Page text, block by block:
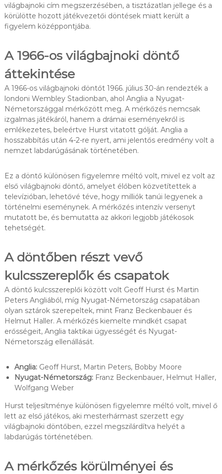
világbajnoki cím megszerzésében, a tisztázatlan jellege és a
körülötte hozott játékvezetői döntések miatt került a
figyelem középpontjába.
A 1966-os világbajnoki döntő
áttekintése
A 1966-os világbajnoki döntőt 1966. július 30-án rendezték a
londoni Wembley Stadionban, ahol Anglia a Nyugat-
Németországgal mérkőzött meg. A mérkőzés nemcsak
izgalmas játékáról, hanem a drámai eseményekről is
emlékezetes, beleértve Hurst vitatott gólját. Anglia a
hosszabbítás után 4-2-re nyert, ami jelentős eredmény volt a
nemzet labdarúgásának történetében.
Ez a döntő különösen figyelemre méltó volt, mivel ez volt az
első világbajnoki döntő, amelyet élőben közvetítettek a
televízióban, lehetővé téve, hogy milliók tanúi legyenek a
történelmi eseménynek. A mérkőzés intenzív versenyt
mutatott be, és bemutatta az akkori legjobb játékosok
tehetségét.
A döntőben részt vevő
kulcsszereplők és csapatok
A döntő kulcsszereplői között volt Geoff Hurst és Martin
Peters Angliából, míg Nyugat-Németország csapatában
olyan sztárok szerepeltek, mint Franz Beckenbauer és
Helmut Haller. A mérkőzés kiemelte mindkét csapat
erősségeit, Anglia taktikai ügyességét és Nyugat-
Németország ellenállását.
Anglia:Geoff Hurst, Martin Peters, Bobby Moore
Nyugat-Németország:Franz Beckenbauer, Helmut Haller,
Wolfgang Weber
Hurst teljesítménye különösen figyelemre méltó volt, mivel ő
lett az első játékos, aki mesterhármast szerzett egy
világbajnoki döntőben, ezzel megszilárdítva helyét a
labdarúgás történetében.
A mérkőzés körülményei és